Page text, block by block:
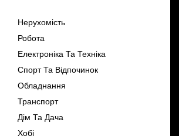
Нерухомість
Робота
Електроніка Та Техніка
Спорт Та Відпочинок
Обладнання
Транспорт
Дім Та Дача
Хобі